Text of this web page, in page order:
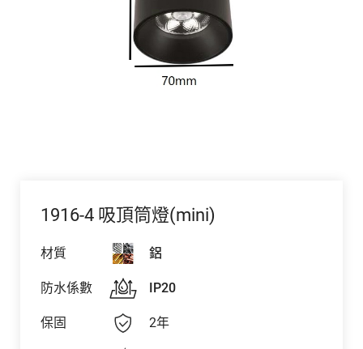
1916-4 吸頂筒燈(mini)
材質 鋁
防水係數 IP20
保固 2年